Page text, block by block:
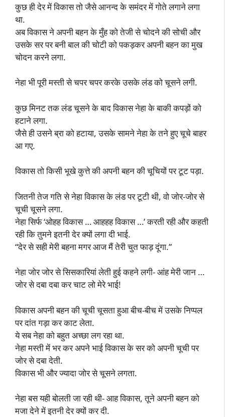
कुछ ही देर में विकास तो जैसे आनन्द के समंदर में गोते लगाने लगा
था.
अब विकास ने अपनी बहन के मुँह को तेजी से चोदने की सोची और
उसके सर पर बनी बाल की चोटी को पकड़कर अपनी बहन का मुख
चोदन करने लगा.
नेहा भी पूरी मस्ती से चपर चपर करके उसके लंड को चूसने लगी.
कुछ मिनट तक लंड चूसने के बाद विकास नेहा के बाकी कपड़ों को
हटाने लगा.
जैसे ही उसने ब्रा को हटाया, उसके सामने नेहा के तने हुए चूचे बाहर
आ गए.
विकास तो किसी भूखे कुत्ते की अपनी बहन की चूचियों पर टूट पड़ा.
जितनी तेज गति से नेहा विकास के लंड पर टूटी थी, वो जोर-जोर से
चूची चूसने लगा.
नेहा सिर्फ ‘ओहह विकास … आहहह विकास …’ करती रही और कहती
रही कि तुमने इतनी देर क्यों लगा दी भाई.
“देर से सही मेरी बहना मगर आज मैं तेरी चुत फाड़ दूंगा.”
नेहा जोर जोर से सिसकारियां लेती हुई कहने लगी- आंह मेरी जान …
जोर से दबा दबा कर चाट लो मेरे भाई!
विकास अपनी बहन की चूची चूसता हुआ बीच-बीच में उसके निप्पल
पर दांत गड़ा कर काट लेता.
ये सब नेहा को बहुत अच्छा लग रहा था.
नेहा मस्ती में भर कर अपने भाई विकास के सर को अपनी चूची पर
जोर से दबा देती.
विकास भी और ज्यादा जोर से चूसने लगता.
नेहा बस यही बोलती जा रही थी- आह विकास, तूने अपनी बहन को
मजा देने में इतनी देर क्यों कर दी.